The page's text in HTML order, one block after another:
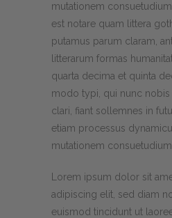
mutationem
est notare quam littera
putamus parum claram,
litterarum formas
quarta decima et quinta
modo typi, qui nunc nobis
clari, fiant sollemnes in
etiam processus
mutationem
Lorem ipsum dolor sit
adipiscing elit, sed diam
euismod tincidunt ut